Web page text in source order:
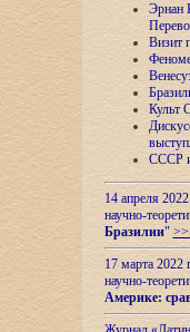
Эрнан
Визит
Культ
СССР и
14 апреля
научно-
Бразилии"
17 марта 2022
научно-
Америке: